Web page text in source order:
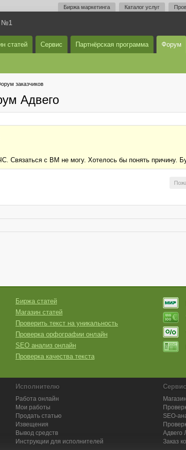
Биржа маркетинга Каталог услуг
№1
статей Сервис Партнёрская программа Форум
заказчиков
Адвего
Связаться с ВМ не могу. Хотелось бы понять причину.
Биржа статей
Магазин статей
Проверить текст на уникальность
Проверка орфографии онлайн
SEO анализ онлайн
Проверка качества текста
Исполнителю
Работа онлайн
Мои работы
Продать статью
Извещения
Вывод средств
Инструкции для исполнителей
SEO-
Адвего
Заказ